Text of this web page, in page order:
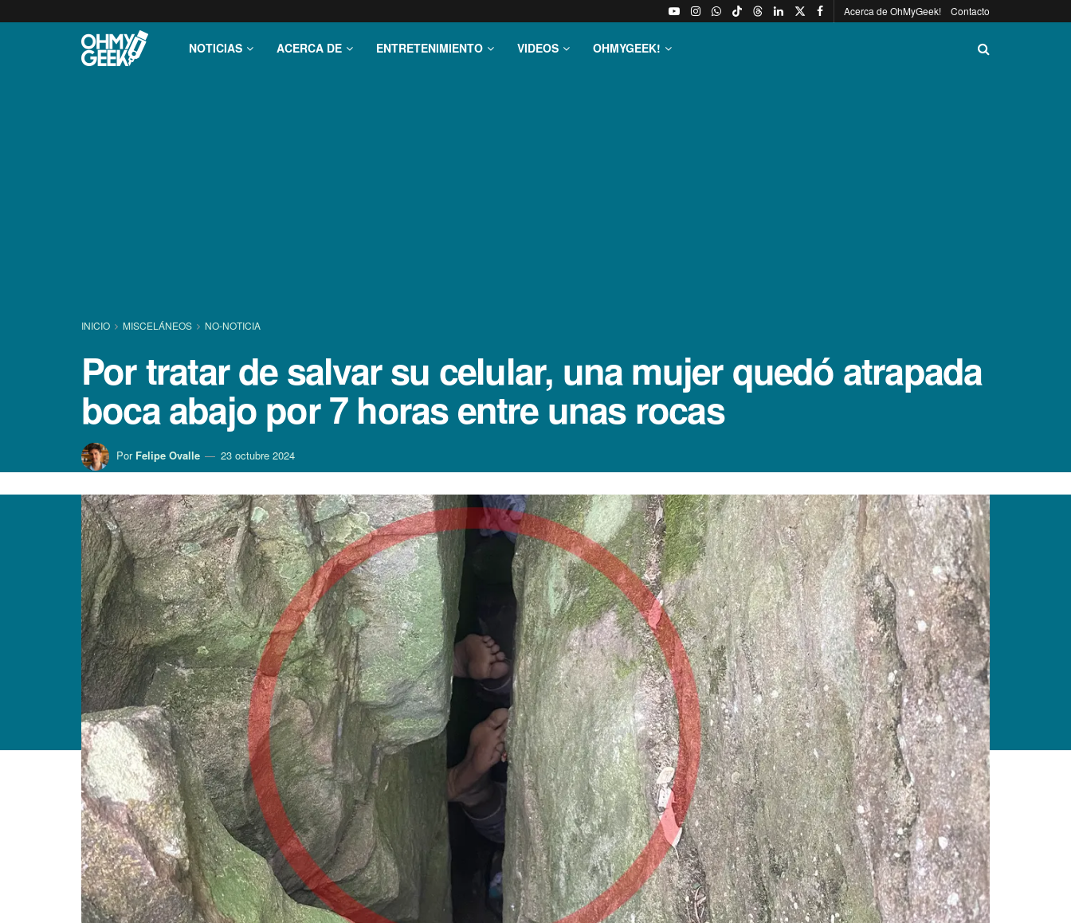
Acerca de OhMyGeek! Contacto
NOTICIAS ACERCA DE ENTRETENIMIENTO VIDEOS OHMYGEEK!
INICIO MISCELÁNEOS NO-NOTICIA
Por tratar de salvar su celular, una mujer quedó atrapada
boca abajo por 7 horas entre unas rocas
Por Felipe Ovalle 23 octubre 2024